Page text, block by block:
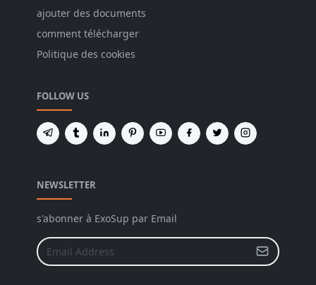
ajouter des documents
comment télécharger
Politique des cookies
FOLLOW US
NEWSLETTER
s'abonner à ExoSup par Email